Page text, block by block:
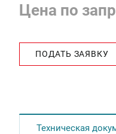
Цена по
ПОДАТЬ ЗАЯВКУ
Техническая